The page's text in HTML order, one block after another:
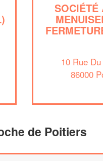
SOCIÉTÉ
10 Rue
86000
de Poitiers